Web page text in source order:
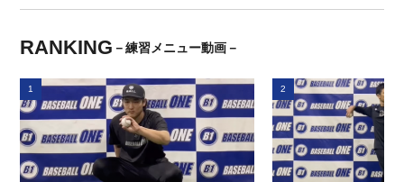
RANKING －練習メニュー動画－
1 2